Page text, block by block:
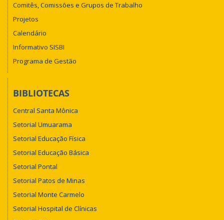
Comitês, Comissões e Grupos de Trabalho
Projetos
Calendário
Informativo SISBI
Programa de Gestão
BIBLIOTECAS
Central Santa Mônica
Setorial Umuarama
Setorial Educação Física
Setorial Educação Básica
Setorial Pontal
Setorial Patos de Minas
Setorial Monte Carmelo
Setorial Hospital de Clínicas